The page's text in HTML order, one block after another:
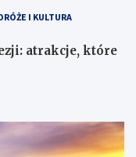
I KULTURA
atrakcje, które